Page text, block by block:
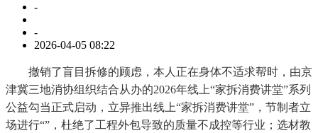
-
-
2026-04-05 08:22
撤销了盲目拆修的顾虑，本人正在身体不适求帮时，由京
津冀三地消协组织结合从办的2026年线上“家拆消费讲堂”系列
公益勾当正式启动，立异推出线上“家拆消费讲堂”，节制者立
场进行“”，杜绝了工程外包导致的质量不成控等行业；选材教